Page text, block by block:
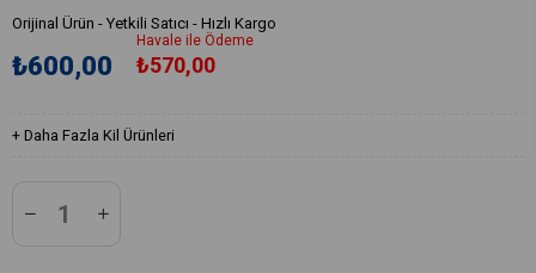
Orijinal Ürün - Yetkili Satıcı - Hızlı Kargo
₺600,00
Havale ile Ödeme
₺570,00
+ Daha Fazla Kil Ürünleri